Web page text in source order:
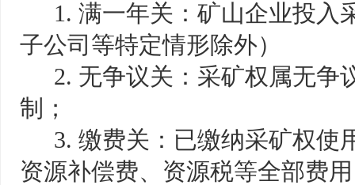
1. 满一年关 ：矿山企业投入
子公司等特定情形除外）
2. 无争议关：采矿权属无争
制；
3. 缴费关：已缴纳采矿权使
资源补偿费、资源税等全部费